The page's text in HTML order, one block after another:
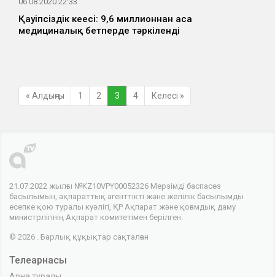
Қауіпсіздік кеңесі: 9,6 миллионнан аса
медициналық бетперде тәркіленді
« Алдыңғы 1 2 3 4 Келесі »
21.07.2022 жылғы №KZ10VPY00052326 Мерзімді баспасөз
басылымын, ақпараттық агенттікті және желілік басылымды
есепке қою туралы куәлігі, ҚР Ақпарат және қоғамдық даму
министрлігінің Ақпарат комитетімен берілген.
© 2026 . Барлық құқықтар сақталған
Телеарнасы